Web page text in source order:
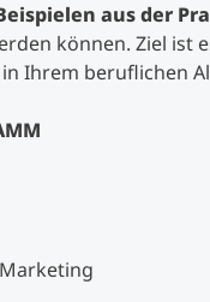
aus der
können. Ziel ist
Ihrem beruflichen